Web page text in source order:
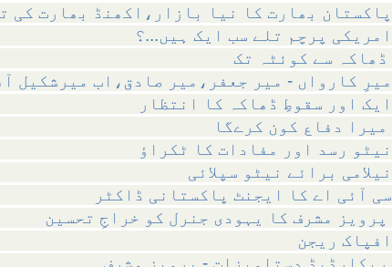
پاکستان بھارت کا نیا بازار،اکھنڈ بھارت کی
امریکی پرچم تلے سب ایک ہیں...؟
میرِ کارواں - میر جعفر،میر صادق،اب میرشکیل
ایک اور سقوطِ ڈھاکہ کا انتظار
نیٹو رسد اور مفادات کا ٹکراؤ
نیلامی برائے نیٹو سپلائی
سی آئی اے کا ایجنٹ پاکستانی ڈاکٹر
افپاک ریجن